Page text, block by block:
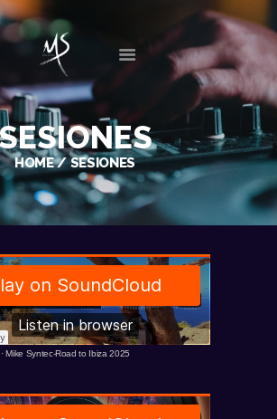
HOME SESIONES
Mike Syntec-Road to Ibiza 2025